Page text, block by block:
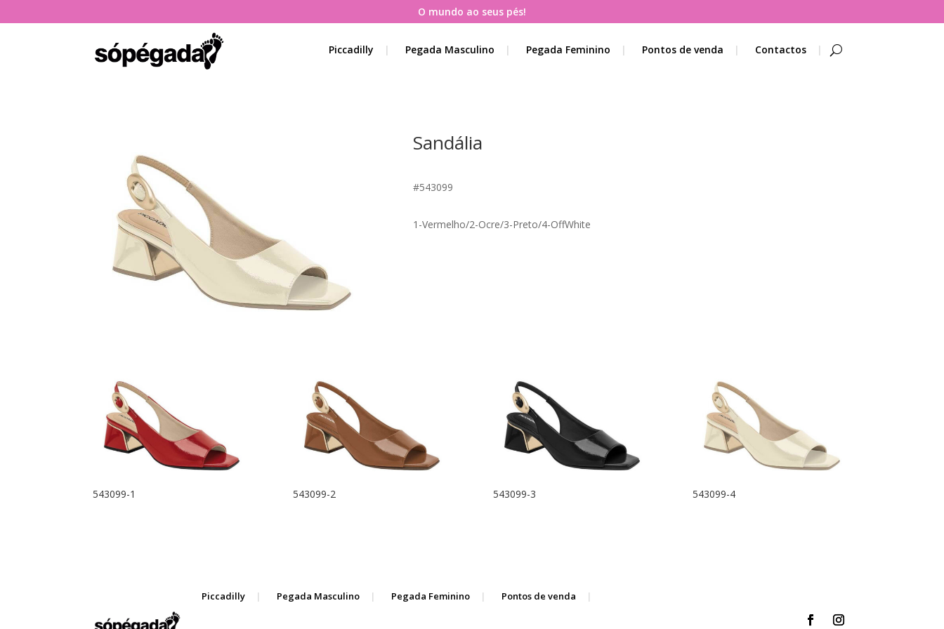
O mundo ao seus pés!
Piccadilly Pegada Masculino Pegada Feminino Pontos de venda Contactos
Sandália
#543099
1-Vermelho/2-Ocre/3-Preto/4-OffWhite
543099-1 543099-2 543099-3 543099-4
Piccadilly Pegada Masculino Pegada Feminino Pontos de venda